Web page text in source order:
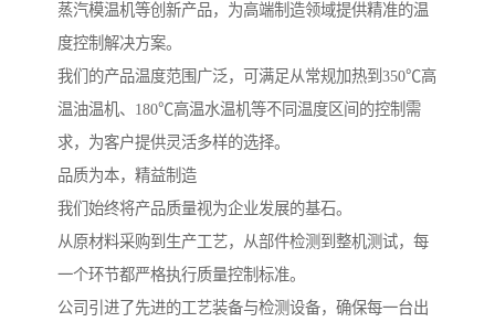
蒸汽模温机等创新产品，为高端制造领域提供精准的温
度控制解决方案。
我们的产品温度范围广泛，可满足从常规加热到350℃高
温油温机、180℃高温水温机等不同温度区间的控制需
求，为客户提供灵活多样的选择。
品质为本，精益制造
我们始终将产品质量视为企业发展的基石。
从原材料采购到生产工艺，从部件检测到整机测试，每
一个环节都严格执行质量控制标准。
公司引进了先进的工艺装备与检测设备，确保每一台出